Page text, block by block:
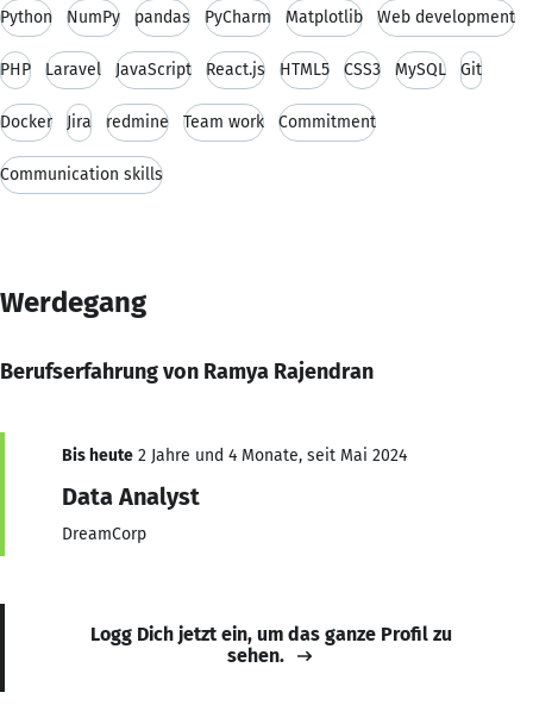
Python NumPy pandas PyCharm Matplotlib Web development
PHP Laravel JavaScript React.js HTML5 CSS3 MySQL Git
Docker Jira redmine Team work Commitment
Communication skills
Werdegang
Berufserfahrung von Ramya Rajendran
Bis heute 2 Jahre und 4 Monate, seit Mai 2024
Data Analyst
DreamCorp
Logg Dich jetzt ein, um das ganze Profil zu
sehen.